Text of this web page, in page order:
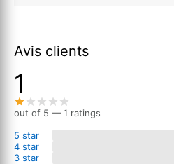
Avis clients
1
out of 5 — 1 ratings
5 star
4 star
3 star